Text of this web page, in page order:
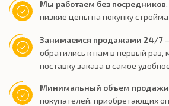
Мы работаем без посредников
низкие цены на покупку
Занимаемся продажами 24/7
обратились к нам в первый раз,
поставку заказа в самое
Минимальный объем продажи
покупателей, приобретающих